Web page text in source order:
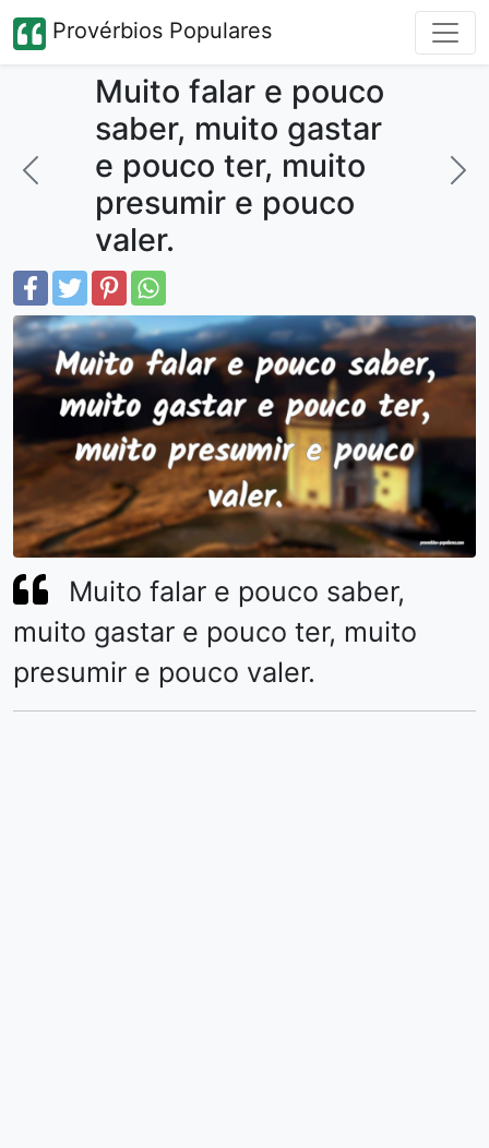
Provérbios Populares
Muito falar e pouco
saber, muito gastar
e pouco ter, muito
presumir e pouco
valer.
Muito falar e pouco saber,
muito gastar e pouco ter, muito
presumir e pouco valer.